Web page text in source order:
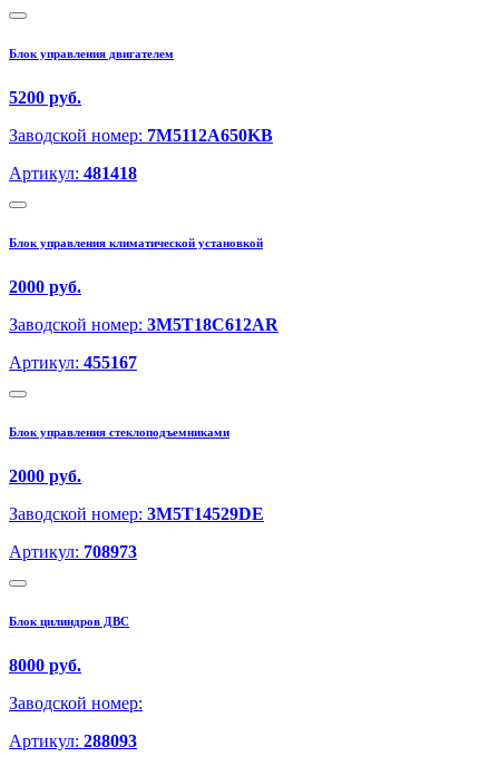
Блок управления двигателем
5200 руб.
Заводской номер: 7M5112A650KB
Артикул: 481418
Блок управления климатической установкой
2000 руб.
Заводской номер: 3M5T18C612AR
Артикул: 455167
Блок управления стеклоподъемниками
2000 руб.
Заводской номер: 3M5T14529DE
Артикул: 708973
Блок цилиндров ДВС
8000 руб.
Заводской номер:
Артикул: 288093